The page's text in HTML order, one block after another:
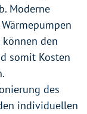
Moderne
den
somit Kosten
des
individuellen